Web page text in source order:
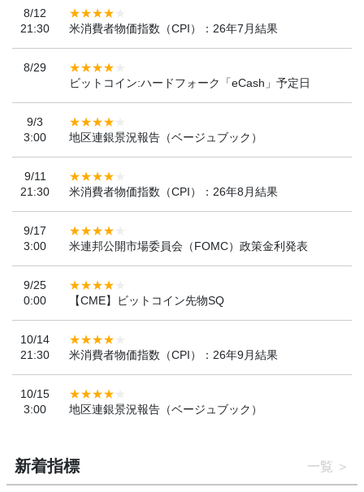
8/12
21:30
米消費者物価指数（CPI）：26年7月結果
8/29
ビットコイン:ハードフォーク「eCash」予定日
9/3
3:00
地区連銀景況報告（ベージュブック）
9/11
21:30
米消費者物価指数（CPI）：26年8月結果
9/17
3:00
米連邦公開市場委員会（FOMC）政策金利発表
9/25
0:00
【CME】ビットコイン先物SQ
10/14
21:30
米消費者物価指数（CPI）：26年9月結果
10/15
3:00
地区連銀景況報告（ベージュブック）
新着指標 一覧